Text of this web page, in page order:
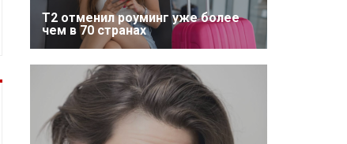
Т2 отменил роуминг уже более
чем в 70 странах